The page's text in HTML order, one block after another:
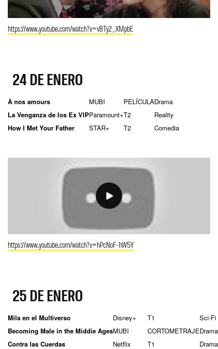
https://www.youtube.com/watch?v=vBTy2_XMpbE
24 DE ENERO
À nos amours MUBI PELÍCULADrama
La Venganza de los Ex VIPParamount+T2
Reality
How I Met Your Father
STAR+ T2 Comedia
https://www.youtube.com/watch?v=hPcNoF-hW5Y
25 DE ENERO
Mila en el Multiverso Disney+ T1
Sci-Fi
Becoming Male in the Middie AgesMUBI CORTOMETRAJEDrama
Contra las Cuerdas
Netflix T1
Drama